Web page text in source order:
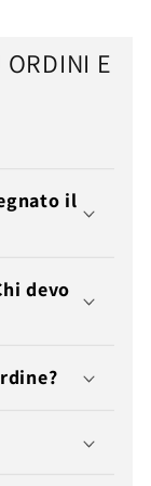
ORDINI E
il
devo